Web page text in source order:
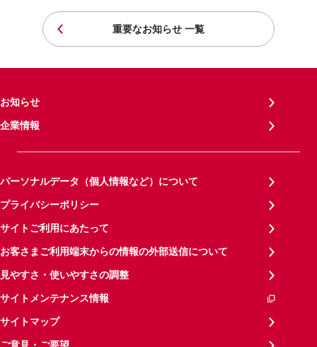
重要なお知らせ 一覧
お知らせ
企業情報
パーソナルデータ（個人情報など）について
プライバシーポリシー
サイトご利用にあたって
お客さまご利用端末からの情報の外部送信について
見やすさ・使いやすさの調整
サイトメンテナンス情報
サイトマップ